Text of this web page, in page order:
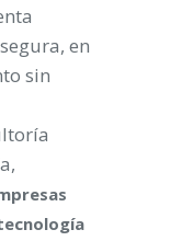
en
sin